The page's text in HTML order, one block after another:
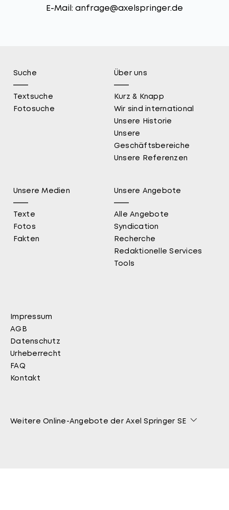
E-Mail: anfrage@axelspringer.de
Suche
Textsuche
Fotosuche
Über uns
Kurz & Knapp
Wir sind international
Unsere Historie
Unsere
Geschäftsbereiche
Unsere Referenzen
Unsere Medien
Texte
Fotos
Fakten
Unsere Angebote
Alle Angebote
Syndication
Recherche
Redaktionelle Services
Tools
Fußbereich
Impressum
AGB
Datenschutz
Urheberrecht
FAQ
Kontakt
Weitere Online-Angebote der Axel Springer SE